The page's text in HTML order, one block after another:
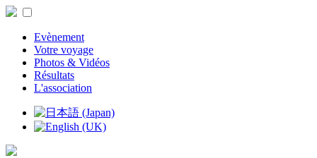
Evènement
Votre voyage
Photos & Vidéos
Résultats
L'association